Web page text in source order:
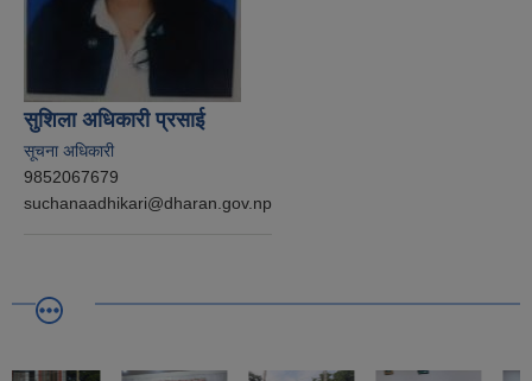
सुशिला अधिकारी प्रसाई
सूचना अधिकारी
9852067679
suchanaadhikari@dharan.gov.np